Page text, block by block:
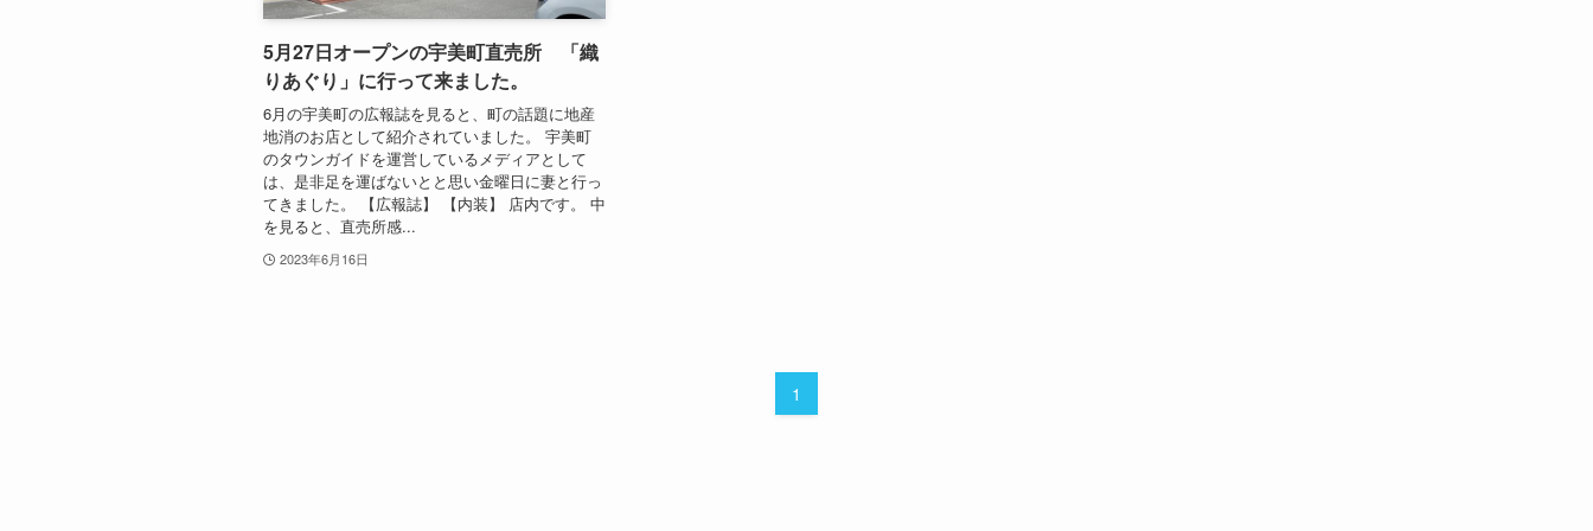
5月27日オープンの宇美町直売所 「織
りあぐり」に行って来ました。
6月の宇美町の広報誌を見ると、町の話題に地産
地消のお店として紹介されていました。 宇美町
のタウンガイドを運営しているメディアとして
は、是非足を運ばないとと思い金曜日に妻と行っ
てきました。 【広報誌】 【内装】 店内です。 中
を見ると、直売所感...
2023年6月16日
1